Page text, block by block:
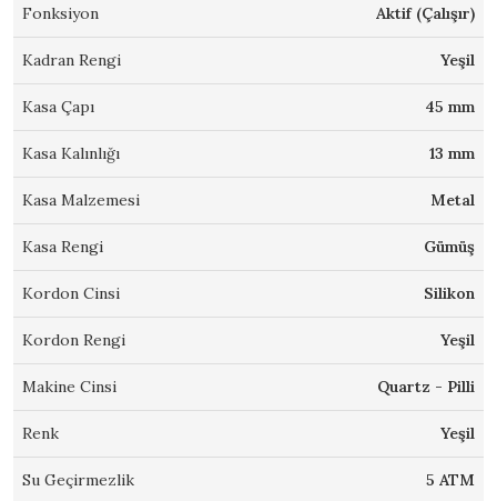
Fonksiyon Aktif (Çalışır)
Kadran Rengi Yeşil
Kasa Çapı 45 mm
Kasa Kalınlığı 13 mm
Kasa Malzemesi Metal
Kasa Rengi Gümüş
Kordon Cinsi Silikon
Kordon Rengi Yeşil
Makine Cinsi Quartz - Pilli
Renk Yeşil
Su Geçirmezlik 5 ATM